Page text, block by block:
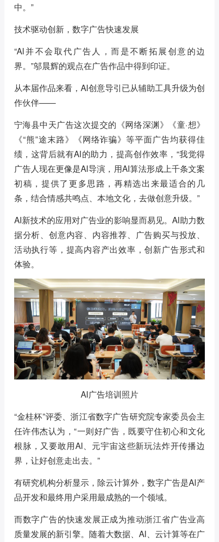
中。”
技术驱动创新，数字广告快速发展
“AI并不会取代广告人，而是不断拓展创意的边
界。”邬晨辉的观点在广告作品中得到印证。
从本届作品来看，AI创意导引已从辅助工具升级为创
作伙伴——
宁海县中天广告这次提交的《网络深渊》《童·想》
《“熊”途末路》《网络诈骗》等平面广告均获得佳
绩，这背后就有AI的助力，提高创作效率，“我觉得
广告人现在更像是AI导演，用AI算法形成上千条文案
初稿，提供了更多思路，再精选出来最适合的几
条，结合情感共鸣点、本地文化，去做创意升级。”
AI新技术的应用对广告业的影响显而易见。AI助力数
据分析、创意内容、内容推荐、广告购买与投放、
活动执行等，提高内容产出效率，创新广告形式和
体验。
AI广告培训照片
“金桂杯”评委、浙江省数字广告研究院专家委员会主
任许伟杰认为，“一则好广告，既要守住初心和文化
根脉，又要敢用AI、元宇宙这些新玩法炸开传播边
界，让好创意走出去。”
有研究机构分析显示，除云计算外，数字广告是AI产
品开发和最终用户采用最成熟的一个领域。
而数字广告的快速发展正成为推动浙江省广告业高
质量发展的新引擎。随着大数据、AI、云计算等在广